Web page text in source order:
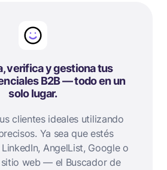
verifica y gestiona tus
B2B — todo en un
solo lugar.
clientes ideales utilizando
Ya sea que estés
AngelList, Google o
sitio web — el Buscador de